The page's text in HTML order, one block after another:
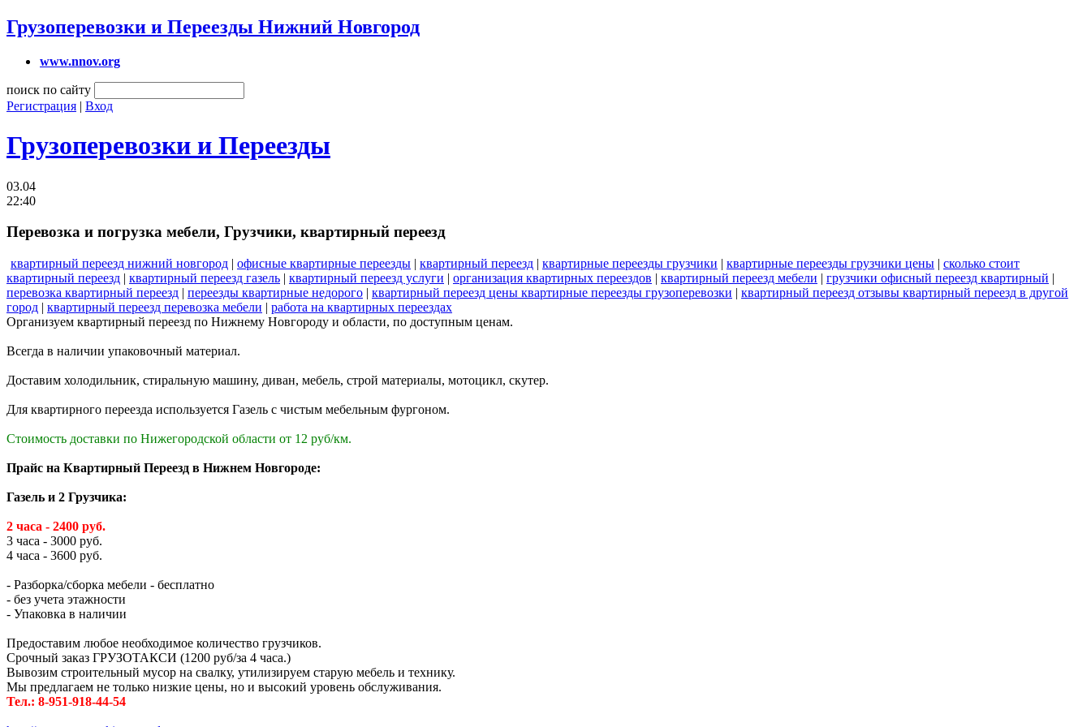
Грузоперевозки и Переезды Нижний Новгород
www.nnov.org
поиск по сайту
Регистрация | Вход
Грузоперевозки и Переезды
03.04
22:40
Перевозка и погрузка мебели, Грузчики, квартирный переезд
квартирный переезд нижний новгород | офисные квартирные переезды | квартирный переезд | квартирные переезды грузчики | квартирные переезды грузчики цены | сколько стоит
квартирный переезд | квартирный переезд газель | квартирный переезд услуги | организация квартирных переездов | квартирный переезд мебели | грузчики офисный переезд квартирный |
перевозка квартирный переезд | переезды квартирные недорого | квартирный переезд цены квартирные переезды грузоперевозки | квартирный переезд отзывы квартирный переезд в другой
город | квартирный переезд перевозка мебели | работа на квартирных переездах
Организуем квартирный переезд по Нижнему Новгороду и области, по доступным ценам.
Всегда в наличии упаковочный материал.
Доставим холодильник, стиральную машину, диван, мебель, строй материалы, мотоцикл, скутер.
Для квартирного переезда используется Газель с чистым мебельным фургоном.
Стоимость доставки по Нижегородской области от 12 руб/км.
Прайс на Квартирный Переезд в Нижнем Новгороде:
Газель и 2 Грузчика:
2 часа - 2400 руб.
3 часа - 3000 руб.
4 часа - 3600 руб.
- Разборка/сборка мебели - бесплатно
- без учета этажности
- Упаковка в наличии
Предоставим любое необходимое количество грузчиков.
Срочный заказ ГРУЗОТАКСИ (1200 руб/за 4 часа.)
Вывозим строительный мусор на свалку, утилизируем старую мебель и технику.
Мы предлагаем не только низкие цены, но и высокий уровень обслуживания.
Тел.: 8-951-918-44-54